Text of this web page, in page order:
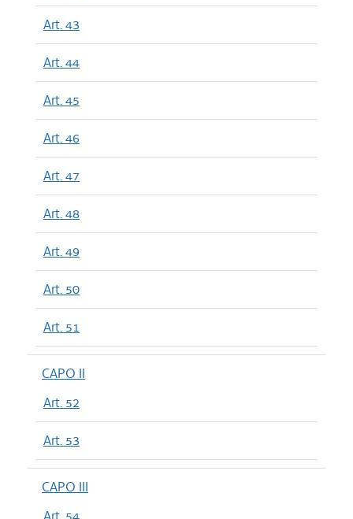
Art. 43
Art. 44
Art. 45
Art. 46
Art. 47
Art. 48
Art. 49
Art. 50
Art. 51
CAPO II
Art. 52
Art. 53
CAPO III